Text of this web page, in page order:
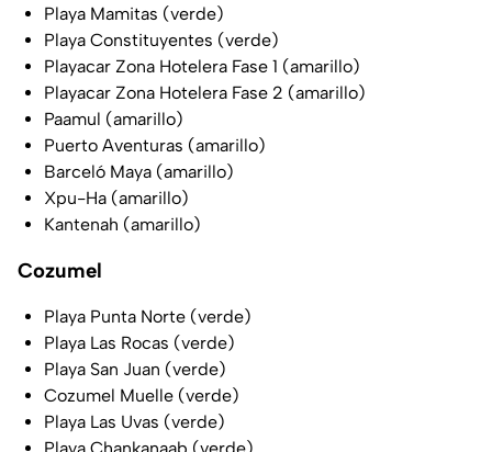
Playa Mamitas (verde)
Playa Constituyentes (verde)
Playacar Zona Hotelera Fase 1 (amarillo)
Playacar Zona Hotelera Fase 2 (amarillo)
Paamul (amarillo)
Puerto Aventuras (amarillo)
Barceló Maya (amarillo)
Xpu-Ha (amarillo)
Kantenah (amarillo)
Cozumel
Playa Punta Norte (verde)
Playa Las Rocas (verde)
Playa San Juan (verde)
Cozumel Muelle (verde)
Playa Las Uvas (verde)